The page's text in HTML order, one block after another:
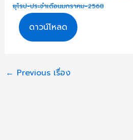
ยุโรป-ประจำเดือนมกราคม-2568
ดาวน์โหลด
← Previous เรื่อง